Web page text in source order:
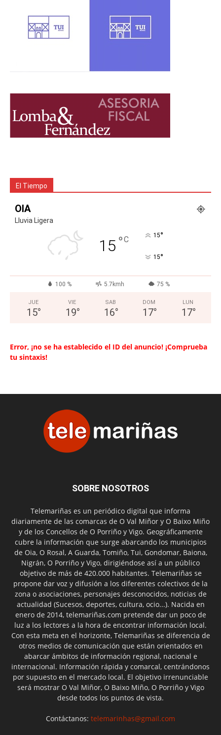
El Tiempo
OIA
Lluvia Ligera
15 °C 15°
15°
100 % 5.7kmh 75 %
JUE
15°
VIE
19°
SAB
16°
DOM
17°
LUN
17°
Error, ¡no se ha establecido el ID del anuncio! ¡Comprueba
tu sintaxis!
SOBRE NOSOTROS
Telemariñas es un periódico digital que informa
diariamente de las comarcas de O Val Miñor y O Baixo Miño
y de los Concellos de O Porriño y Vigo. Geográficamente
cubre la información que surge abarcando los municipios
de Oia, O Rosal, A Guarda, Tomiño, Tui, Gondomar, Baiona,
Nigrán, O Porriño y Vigo, dirigiéndose así a un público
objetivo de más de 420.000 habitantes. Telemariñas se
propone dar voz y difusión a los diferentes colectivos de la
zona o asociaciones, personajes desconocidos, noticias de
actualidad (Sucesos, deportes, cultura, ocio...). Nacida en
enero de 2014, telemariñas.com pretende dar un poco de
luz a los lectores a la hora de encontrar información local.
Con esta meta en el horizonte, Telemariñas se diferencia de
otros medios de comunicación que están orientados en
abarcar ámbitos de información regional, nacional e
internacional. Información rápida y comarcal, centrándonos
por supuesto en el mercado local. El objetivo irrenunciable
será mostrar O Val Miñor, O Baixo Miño, O Porriño y Vigo
desde todos los puntos de vista.
Contáctanos: telemarinhas@gmail.com